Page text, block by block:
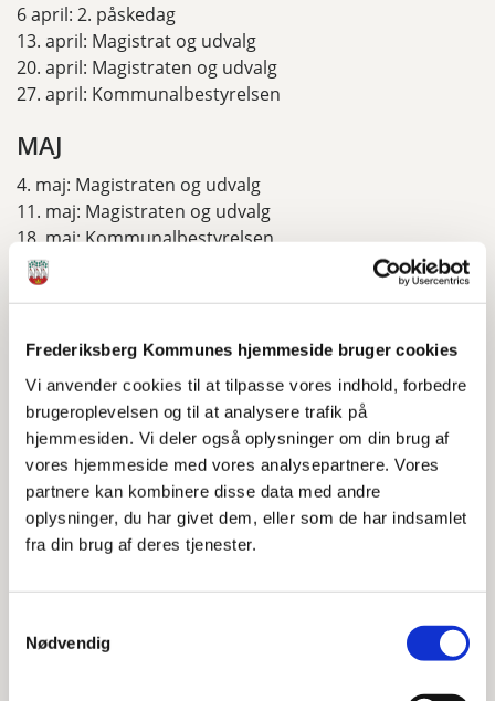
Frederiksberg Kommunes hjemmeside bruger cookies
Vi anvender cookies til at tilpasse vores indhold, forbedre
brugeroplevelsen og til at analysere trafik på
hjemmesiden. Vi deler også oplysninger om din brug af
vores hjemmeside med vores analysepartnere. Vores
partnere kan kombinere disse data med andre
oplysninger, du har givet dem, eller som de har indsamlet
fra din brug af deres tjenester.
Nødvendig
6 april: 2. påskedag
13. april: Magistrat og udvalg
20. april: Magistraten og udvalg
27. april: Kommunalbestyrelsen
MAJ
4. maj: Magistraten og udvalg
11. maj: Magistraten og udvalg
18. maj: Kommunalbestyrelsen
25. maj: 2. pinsedag
JUNI
1. juni: Magistraten og udvalg
8. juni: Magistraten og udvalg
15. juni: Kommunalbestyrelsen
JULI
SOMMERFERIE
AUGUST